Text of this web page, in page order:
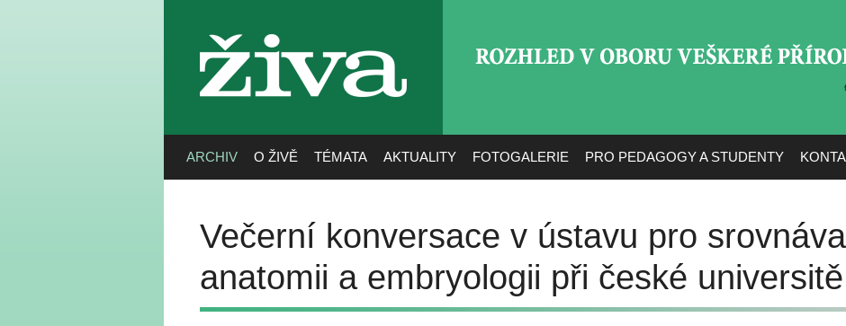
živa
ARCHIV O ŽIVĚ TÉMATA AKTUALITY FOTOGALERIE PRO PEDAGOGY A STUDENTY
Večerní konversace v ústavu pro
anatomii a embryologii při české universitě